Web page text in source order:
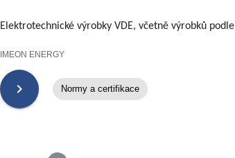
Elektrotechnické výrobky VDE, včetně výrobků
IMEON ENERGY
chevron_right Normy a certifikace